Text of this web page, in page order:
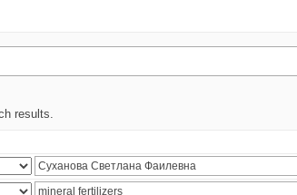
results.